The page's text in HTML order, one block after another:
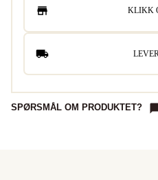
KLIKK
SPØRSMÅL OM PRODUKTET?